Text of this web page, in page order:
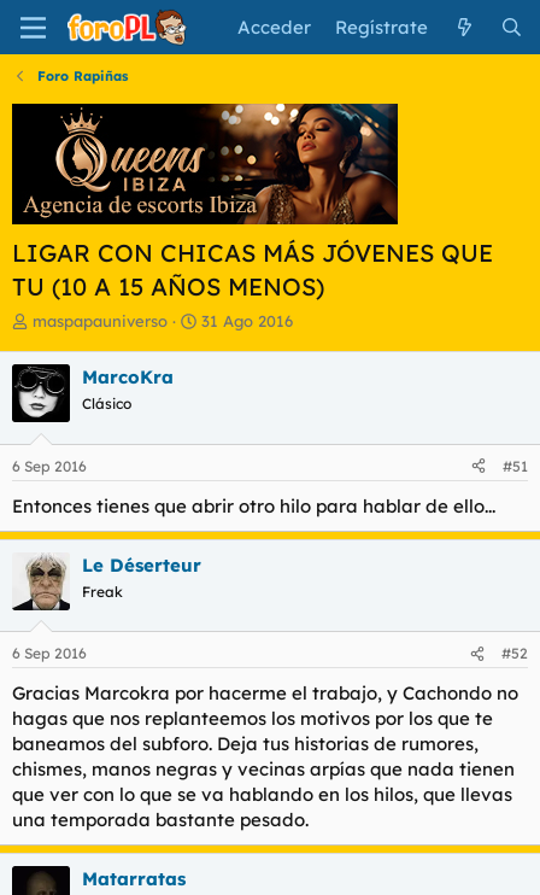
Acceder Regístrate
Foro Rapiñas
LIGAR CON CHICAS MÁS JÓVENES QUE
TU (10 A 15 AÑOS MENOS)
I
i
c
i
a
d
o
d
e
l
t
e
m
a
maspapauniverso
F
e
i
c
i
31 Ago 2016
MarcoKra
Clásico
6 Sep 2016 #51
Entonces tienes que abrir otro hilo para hablar de ello...
Le Déserteur
Freak
6 Sep 2016 #52
Gracias Marcokra por hacerme el trabajo, y Cachondo no
hagas que nos replanteemos los motivos por los que te
baneamos del subforo. Deja tus historias de rumores,
chismes, manos negras y vecinas arpías que nada tienen
que ver con lo que se va hablando en los hilos, que llevas
una temporada bastante pesado.
Matarratas